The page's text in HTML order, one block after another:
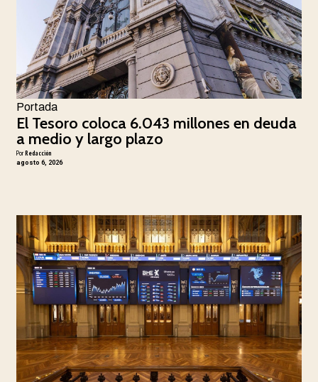
Portada
El Tesoro coloca 6.043 millones en deuda
a medio y largo plazo
PorRedacción
agosto 6, 2026